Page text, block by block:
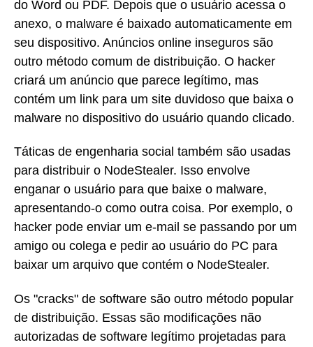
do Word ou PDF. Depois que o usuário acessa o
anexo, o malware é baixado automaticamente em
seu dispositivo. Anúncios online inseguros são
outro método comum de distribuição. O hacker
criará um anúncio que parece legítimo, mas
contém um link para um site duvidoso que baixa o
malware no dispositivo do usuário quando clicado.
Táticas de engenharia social também são usadas
para distribuir o NodeStealer. Isso envolve
enganar o usuário para que baixe o malware,
apresentando-o como outra coisa. Por exemplo, o
hacker pode enviar um e-mail se passando por um
amigo ou colega e pedir ao usuário do PC para
baixar um arquivo que contém o NodeStealer.
Os "cracks" de software são outro método popular
de distribuição. Essas são modificações não
autorizadas de software legítimo projetadas para